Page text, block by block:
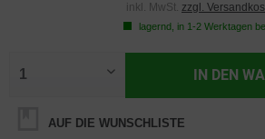
inkl. MwSt. zzgl.
lagernd, in 1-2 Werktagen
IN DEN
AUF DIE WUNSCHLISTE